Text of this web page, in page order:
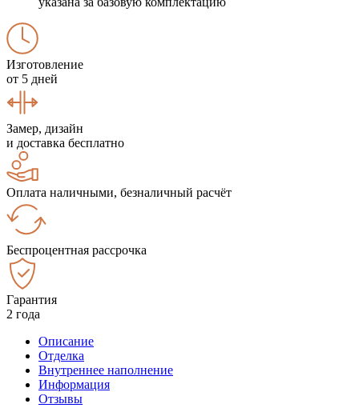
Изготовление
от 5 дней
Замер, дизайн
и доставка бесплатно
Оплата наличными, безналичный расчёт
Беспроцентная рассрочка
Гарантия
2 года
Описание
Отделка
Внутреннее наполнение
Информация
Отзывы